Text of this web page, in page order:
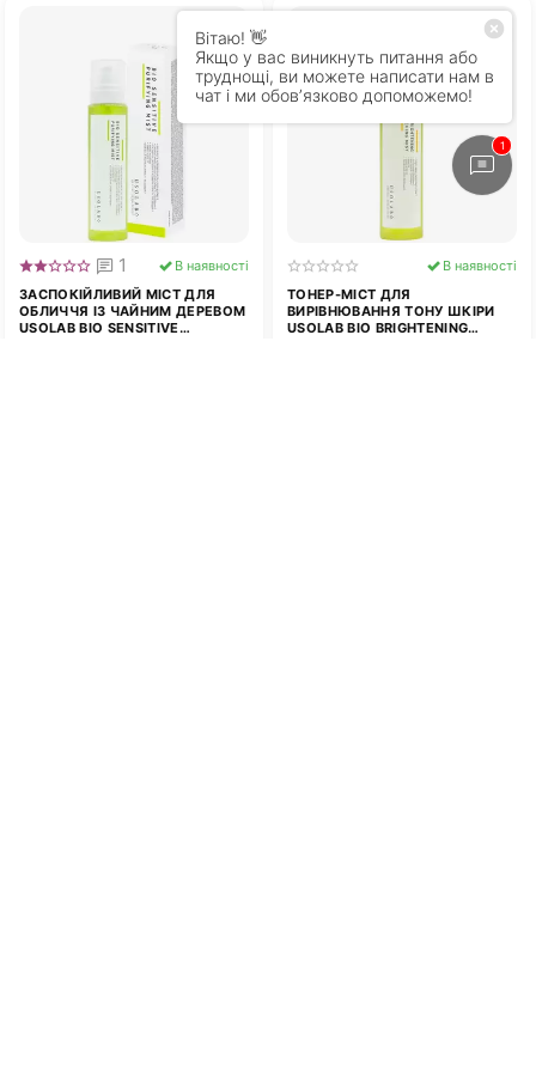
ЗАСПОКІЙЛИВИЙ МІСТ ДЛЯ
ОБЛИЧЧЯ ІЗ ЧАЙНИМ ДЕРЕВОМ
USOLAB BIO SENSITIVE
1 В наявності
ТОНЕР-МІСТ ДЛЯ
ВИРІВНЮВАННЯ ТОНУ ШКІРИ
USOLAB BIO BRIGHTENING
В наявності